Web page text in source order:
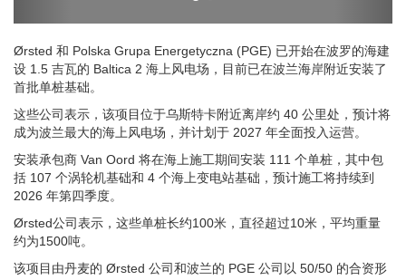
Ørsted 和 Polska Grupa Energetyczna (PGE) 已开始在波罗的海建
设 1.5 吉瓦的 Baltica 2 海上风电场，目前已在波兰海岸附近安装了
首批单桩基础。
这些公司表示，该项目位于乌斯特卡附近离岸约 40 公里处，预计将
成为波兰最大的海上风电场，并计划于 2027 年全面投入运营。
安装承包商 Van Oord 将在海上施工期间安装 111 个单桩，其中包
括 107 个涡轮机基础和 4 个海上变电站基础，预计施工将持续到
2026 年第四季度。
Ørsted公司表示，这些单桩长约100米，直径超过10米，平均重量
约为1500吨。
该项目由丹麦的 Ørsted 公司和波兰的 PGE 公司以 50/50 的合资形